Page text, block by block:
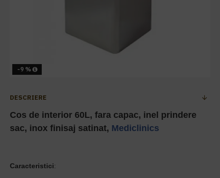
-9 %
DESCRIERE
Cos de interior 60L, fara capac, inel prindere
sac, inox finisaj satinat, Mediclinics
Caracteristici: